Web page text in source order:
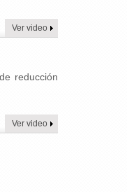
Ver video
reducción
Ver video